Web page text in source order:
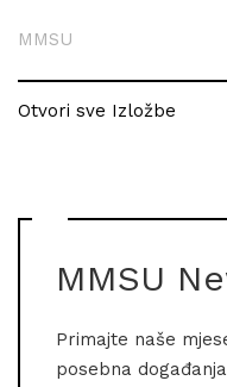
MMSU
Otvori sve Izložbe
MMSU
Primajte naše
posebna